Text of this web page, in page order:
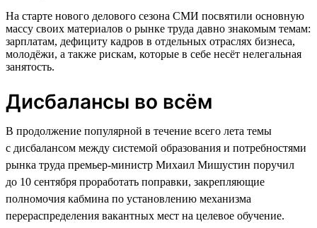
На старте нового делового сезона СМИ посвятили основную
массу своих материалов о рынке труда давно знакомым темам:
зарплатам, дефициту кадров в отдельных отраслях бизнеса,
молодёжи, а также рискам, которые в себе несёт нелегальная
занятость.
Дисбалансы во всём
В продолжение популярной в течение всего лета темы
с дисбалансом между системой образования и потребностями
рынка труда премьер-министр Михаил Мишустин поручил
до 10 сентября проработать поправки, закрепляющие
полномочия кабмина по установлению механизма
перераспределения вакантных мест на целевое обучение.